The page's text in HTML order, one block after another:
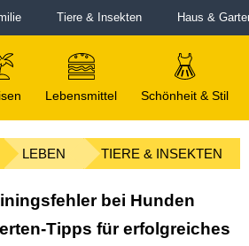
Tiere & Insekten Haus &
Lebensmittel Schönheit & Stil
LEBEN TIERE & INSEKTEN
bei Hunden
Tipps für erfolgreiches